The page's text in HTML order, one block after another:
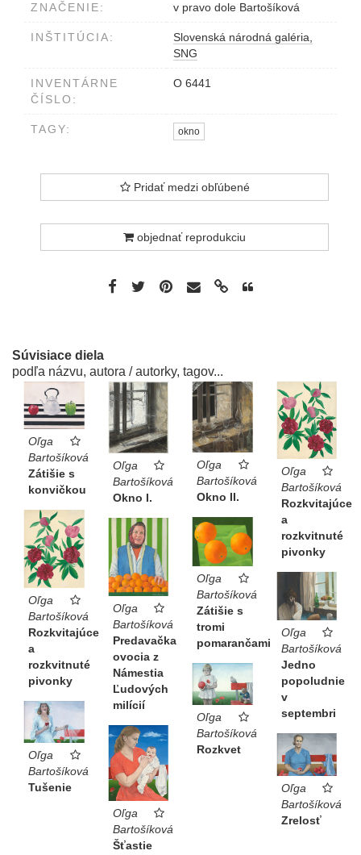
ZNAČENIE: v pravo dole Bartošíková
INŠTITÚCIA:
Slovenská národná galéria,
SNG
INVENTÁRNE
ČÍSLO:
O 6441
TAGY: okno
Pridať medzi obľúbené
objednať reprodukciu
Súvisiace diela
podľa názvu, autora / autorky, tagov...
Oľga
Bartošíková
Zátišie s
konvičkou
Oľga
Bartošíková
Okno I.
Oľga
Bartošíková
Okno II.
Oľga
Bartošíková
Rozkvitajúce
a
rozkvitnuté
pivonky
Oľga
Bartošíková
Rozkvitajúce
a
rozkvitnuté
pivonky
Oľga
Bartošíková
Zátišie s
tromi
pomarančami
Oľga
Bartošíková
Predavačka
ovocia z
Námestia
Ľudových
milícií
Oľga
Bartošíková
Jedno
popoludnie
v
septembri
Oľga
Bartošíková
Rozkvet
Oľga
Bartošíková
Tušenie
Oľga
Bartošíková
Šťastie
Oľga
Bartošíková
Zrelosť